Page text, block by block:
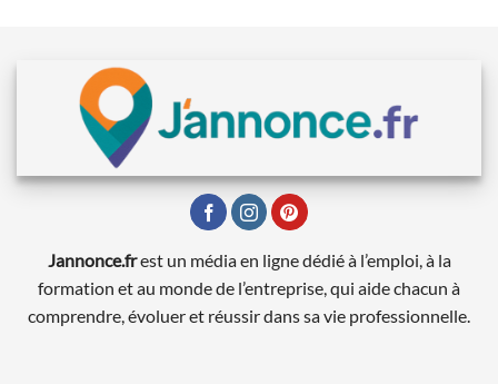
Jannonce.frest un média en ligne dédié à l’emploi, à la
formation et au monde de l’entreprise, qui aide chacun à
comprendre, évoluer et réussir dans sa vie professionnelle.